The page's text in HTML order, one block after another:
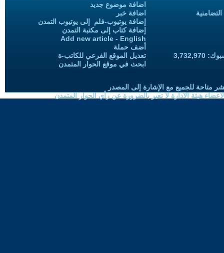
اضافة موضوع جديد
اضافة خبر
إضافة يوتيوب-فلم إلى يوتيوب التمدن
إضافة كتاب إلى مكتبة التمدن
Add new article - English
أضف حملة
تعديل الموقع الفرعي للكاتب-ة
ابحث في موقع الحوار المتمدن
متاحة للجميع مع الإشارة إلى المصدر
هيئة الادارة لا تعبر بالضرورة عن رأي الحوار المتمدن